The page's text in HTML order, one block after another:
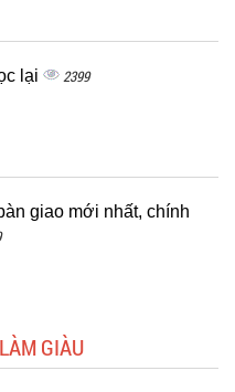
lại 2399
giao mới nhất, chính
GIÀU